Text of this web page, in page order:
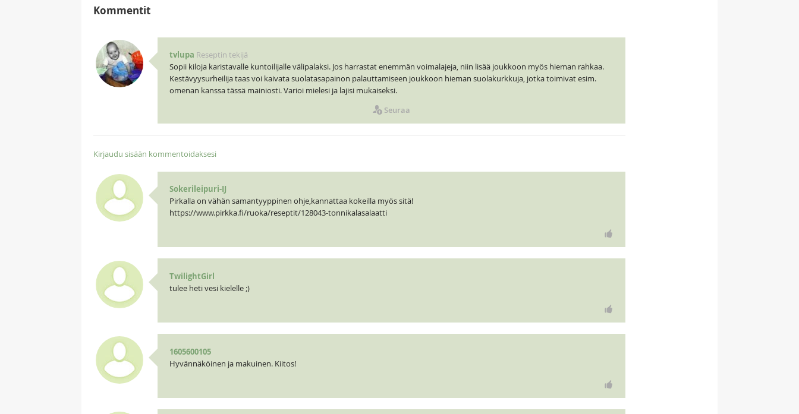
Kommentit
tvlupa Reseptin tekijä
Sopii kiloja karistavalle kuntoilijalle välipalaksi. Jos harrastat enemmän voimalajeja, niin lisää joukkoon myös hieman rahkaa.
Kestävyysurheilija taas voi kaivata suolatasapainon palauttamiseen joukkoon hieman suolakurkkuja, jotka toimivat esim.
omenan kanssa tässä mainiosti. Varioi mielesi ja lajisi mukaiseksi.
Seuraa
Kirjaudu sisään kommentoidaksesi
Sokerileipuri-IJ
Pirkalla on vähän samantyyppinen ohje,kannattaa kokeilla myös sitä!
https://www.pirkka.fi/ruoka/reseptit/128043-tonnikalasalaatti
TwilightGirl
tulee heti vesi kielelle ;)
1605600105
Hyvännäköinen ja makuinen. Kiitos!